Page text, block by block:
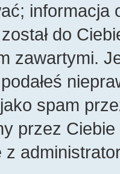
do
zawartymi.
spam
przez